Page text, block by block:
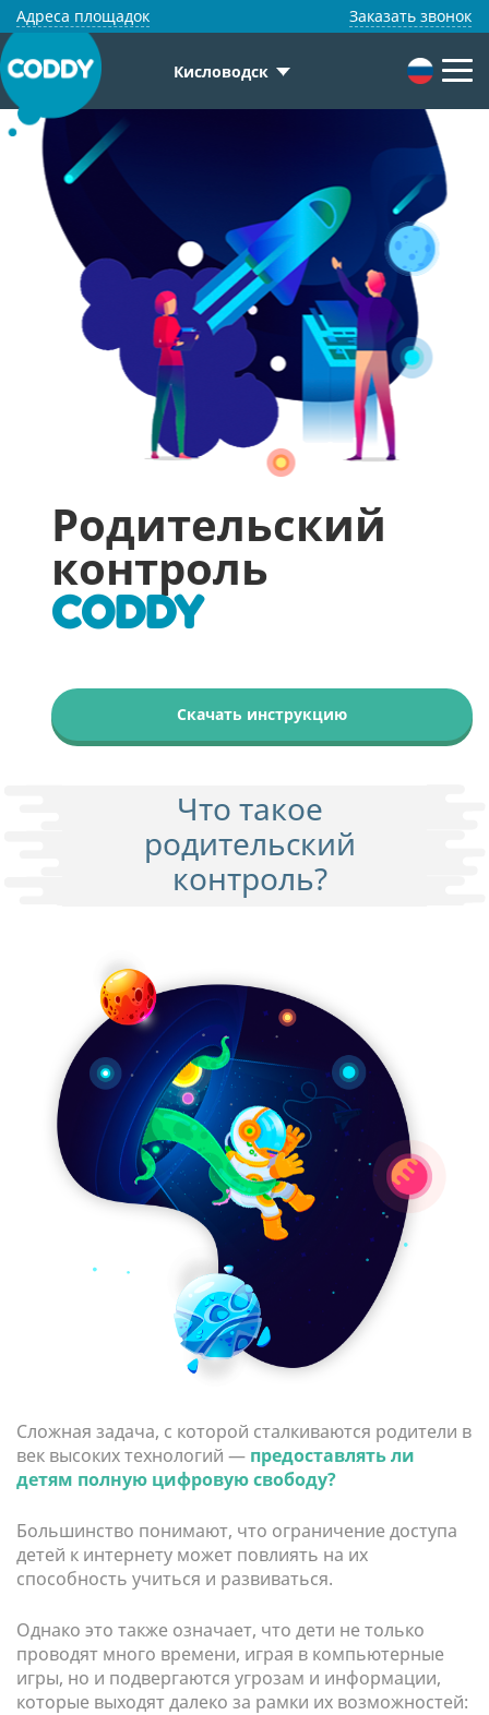
Адреса площадок Заказать звонок
Кисловодск
Родительский
контроль
CODDY
Скачать инструкцию
Что такое
родительский
контроль?
Сложная задача, с которой сталкиваются родители в
век высоких технологий — предоставлять ли
детям полную цифровую свободу?
Большинство понимают, что ограничение доступа
детей к интернету может повлиять на их
способность учиться и развиваться.
Однако это также означает, что дети не только
проводят много времени, играя в компьютерные
игры, но и подвергаются угрозам и информации,
которые выходят далеко за рамки их возможностей: